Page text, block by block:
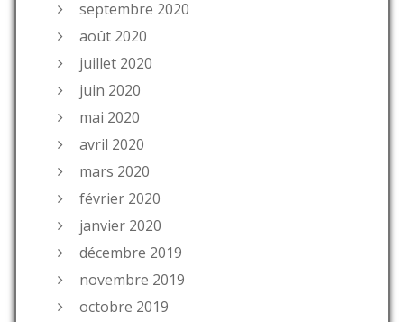
septembre 2020
août 2020
juillet 2020
juin 2020
mai 2020
avril 2020
mars 2020
février 2020
janvier 2020
décembre 2019
novembre 2019
octobre 2019